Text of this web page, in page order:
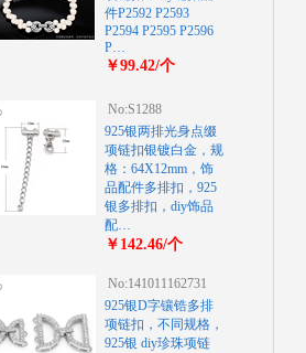
件P2592 P2593
P2594 P2595 P2596
P…
￥99.42/个
No:S1288
925银两排光身点缀
项链扣银镀白金，规
格：64X12mm，饰
品配件多排扣，925
银多排扣，diy饰品
配…
￥142.46/个
No:141011162731
925银D字镶锆多排
项链扣，不同规格，
925银 diy珍珠项链